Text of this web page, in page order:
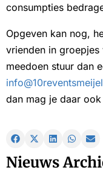
consumpties
Opgeven kan nog,
vrienden in
meedoen stuur dan
dan mag je daar ook
Nieuws